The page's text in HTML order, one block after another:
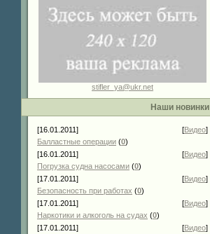
stifler_ya@ukr.net
Наши новинки
[16.01.2011] [Видео]
Балластные операции (0)
[16.01.2011]
[Видео]
Погрузка судна насосами (0)
[17.01.2011]
[Видео]
Безопасность при работах (0)
[17.01.2011]
[Видео]
Наркотики и алкоголь на судах (0)
[17.01.2011]
[Видео]